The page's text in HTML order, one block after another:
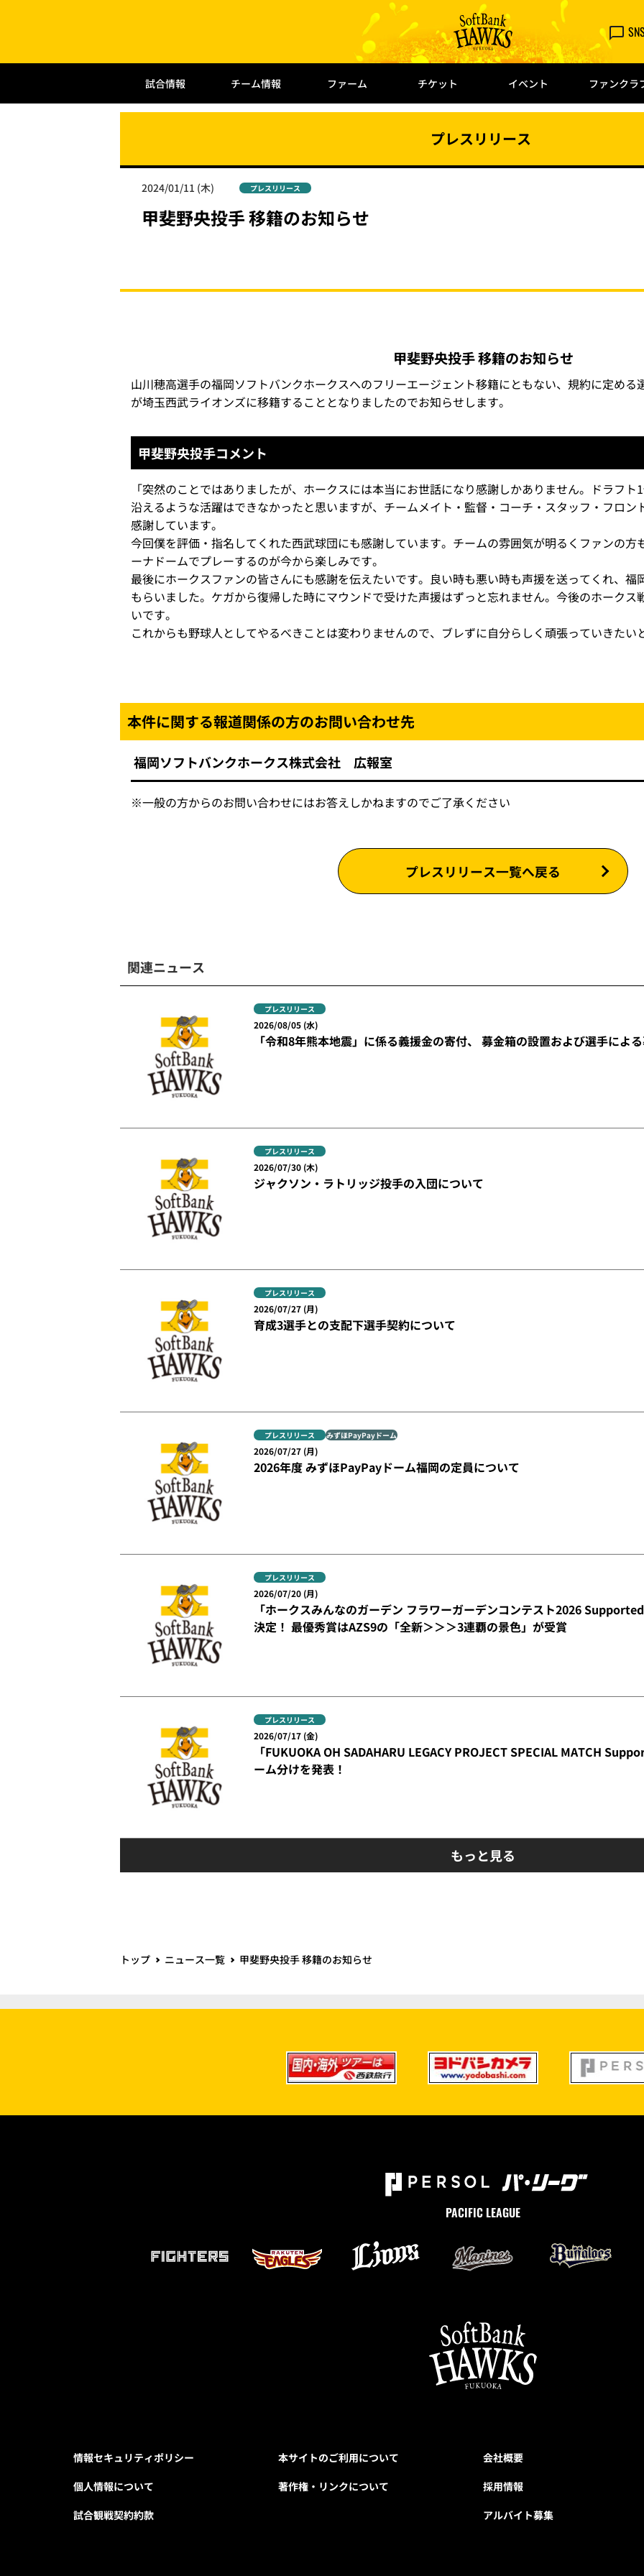
試合情報 チーム情報 ファーム チケット イベント ファンクラ
プレスリリース
2024/01/11 (木) プレスリリース
甲斐野央投手 移籍のお知らせ
甲斐野央投手 移籍のお知らせ
山川穂高選手の福岡ソフトバンクホークスへのフリーエージェント移籍にともない、規約に定め
が埼玉西武ライオンズに移籍することとなりましたのでお知らせします。
甲斐野央投手コメント
「突然のことではありましたが、ホークスには本当にお世話になり感謝しかありません。ドラフ
沿えるような活躍はできなかったと思いますが、チームメイト・監督・コーチ・スタッフ・フロ
感謝しています。
今回僕を評価・指名してくれた西武球団にも感謝しています。チームの雰囲気が明るくファンの
ーナドームでプレーするのが今から楽しみです。
最後にホークスファンの皆さんにも感謝を伝えたいです。良い時も悪い時も声援を送ってくれ、
もらいました。ケガから復帰した時にマウンドで受けた声援はずっと忘れません。今後のホーク
いです。
これからも野球人としてやるべきことは変わりませんので、ブレずに自分らしく頑張っていきたい
本件に関する報道関係の方のお問い合わせ先
福岡ソフトバンクホークス株式会社 広報室
※一般の方からのお問い合わせにはお答えしかねますのでご了承ください
プレスリリース一覧へ戻る
関連ニュース
プレスリリース
2026/08/05 (水)
「令和8年熊本地震」に係る義援金の寄付、 募金箱の設置および選手によ
プレスリリース
2026/07/30 (木)
ジャクソン・ラトリッジ投手の入団について
プレスリリース
2026/07/27 (月)
育成3選手との支配下選手契約について
プレスリリース みずほPayPayドーム
2026/07/27 (月)
2026年度 みずほPayPayドーム福岡の定員について
プレスリリース
2026/07/20 (月)
「ホークスみんなのガーデン フラワーガーデンコンテスト2026
決定！ 最優秀賞はAZS9の「全新＞＞＞3連覇の景色」が受賞
プレスリリース
2026/07/17 (金)
「FUKUOKA OH SADAHARU LEGACY PROJECT SPECIAL MATCH
ーム分けを発表！
もっと見る
トップ ニュース一覧 甲斐野央投手 移籍のお知らせ
PACIFIC LEAGUE
情報セキュリティポリシー
個人情報について
試合観戦契約約款
本サイトのご利用について
著作権・リンクについて
会社概要
採用情報
アルバイト募集